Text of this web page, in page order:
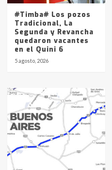
#Timba# Los pozos
Tradicional, La
Segunda y Revancha
quedaron vacantes
en el Quini 6
5 agosto, 2026